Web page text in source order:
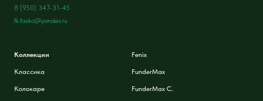
8 (950) 347-31-45
fk.fasko@yandex.ru
Коллекции
Классика
Колокаре
Fenix
FunderMax
FunderMax C.